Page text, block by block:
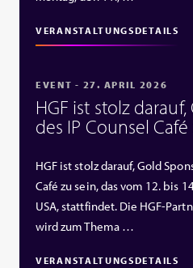
VERANSTALTUNGSDETAILS
EVENT - 27. APRIL 2026
HGF ist stolz
des IP Counsel
HGF ist stolz darauf, Gold
Café zu sein, das vom 12. bis
USA, stattfindet. Die
wird zum Thema …
VERANSTALTUNGSDETAILS